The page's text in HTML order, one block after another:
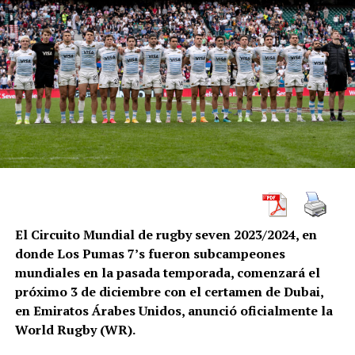
El Circuito Mundial de rugby seven 2023/2024, en
donde Los Pumas 7’s fueron subcampeones
mundiales en la pasada temporada, comenzará el
próximo 3 de diciembre con el certamen de Dubai,
en Emiratos Árabes Unidos, anunció oficialmente la
World Rugby (WR).